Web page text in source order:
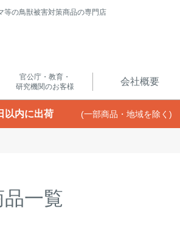
等の鳥獣被害対策商品の専門店
官公庁・教育・
研究機関のお客様
会社概要
以内に出荷 (一部商品・地域を除く)
一覧